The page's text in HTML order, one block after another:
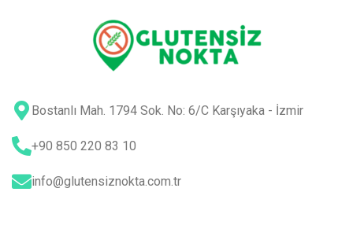
Bostanlı Mah. 1794 Sok. No: 6/C Karşıyaka - İzmir
+90 850 220 83 10
info@glutensiznokta.com.tr